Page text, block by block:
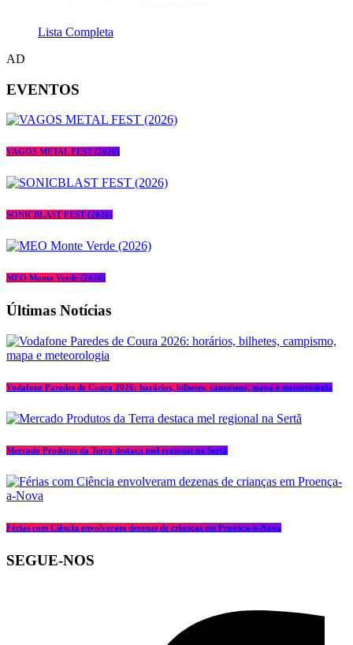
Lista Completa
AD
EVENTOS
VAGOS METAL FEST (2026)
SONICBLAST FEST (2026)
MEO Monte Verde (2026)
Últimas Notícias
Vodafone Paredes de Coura 2026: horários, bilhetes, campismo, mapa e meteorologia
Mercado Produtos da Terra destaca mel regional na Sertã
Férias com Ciência envolveram dezenas de crianças em Proença-a-Nova
SEGUE-NOS